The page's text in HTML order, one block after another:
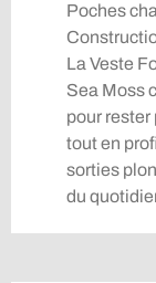
Poches
La Veste
Sea Moss
pour rester
tout en
sorties
du